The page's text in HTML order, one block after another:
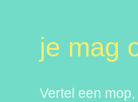
je mag
Vertel een